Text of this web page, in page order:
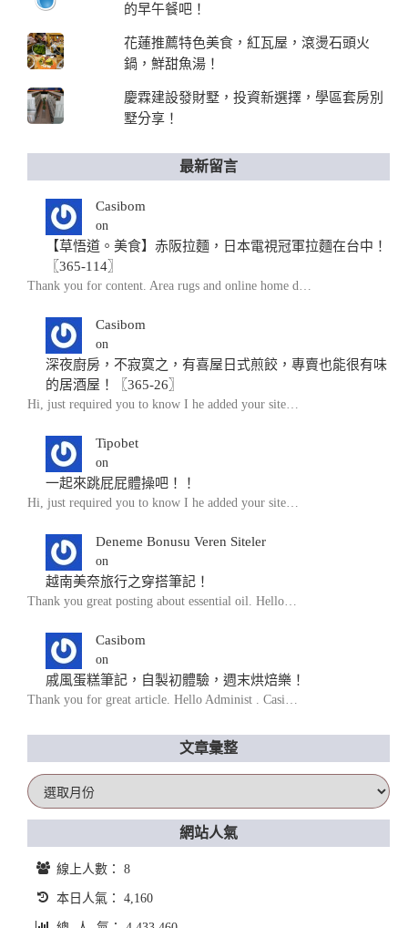
的早午餐吧！
花蓮推薦特色美食，紅瓦屋，滾燙石頭火
鍋，鮮甜魚湯！
慶霖建設發財墅，投資新選擇，學區套房別
墅分享！
最新留言
Casibom
on
【草悟道。美食】赤阪拉麵，日本電視冠軍拉麵在台中！
〖365-114〗
Thank you for content. Area rugs and online home d…
Casibom
on
深夜廚房，不寂寞之，有喜屋日式煎餃，專賣也能很有味
的居酒屋！〖365-26〗
Hi, just required you to know I he added your site…
Tipobet
on
一起來跳屁屁體操吧！！
Hi, just required you to know I he added your site…
Deneme Bonusu Veren Siteler
on
越南美奈旅行之穿搭筆記！
Thank you great posting about essential oil. Hello…
Casibom
on
戚風蛋糕筆記，自製初體驗，週末烘焙樂！
Thank you for great article. Hello Administ . Casi…
文章彙整
文
章
彙
網站人氣
線上人數： 8
本日人氣： 4,160